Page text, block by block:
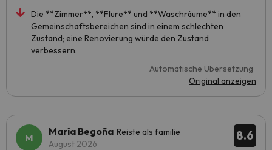
Die **Zimmer**, **Flure** und **Waschräume** in den
Gemeinschaftsbereichen sind in einem schlechten
Zustand; eine Renovierung würde den Zustand
verbessern.
Automatische Übersetzung
Original anzeigen
8.6
María Begoña Reiste als familie
August 2026